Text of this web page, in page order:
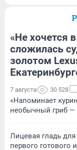
«Не хочется
сложилась
золотом
7 августа 30 528
«Напоминает
необычный гриб —
Лицевая гладь
первого готового